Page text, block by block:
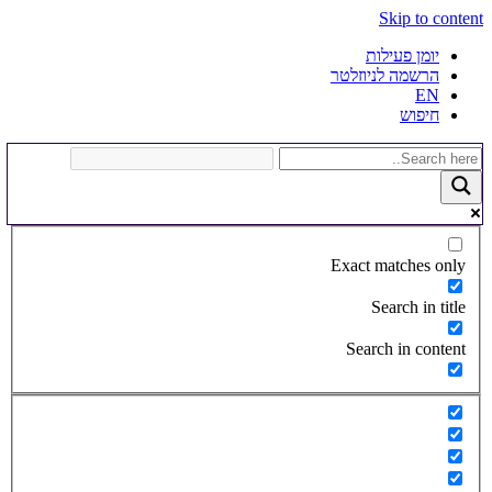
Skip to content
יומן פעילות
הרשמה לניוזלטר
EN
חיפוש
Exact matches only
Search in title
Search in content